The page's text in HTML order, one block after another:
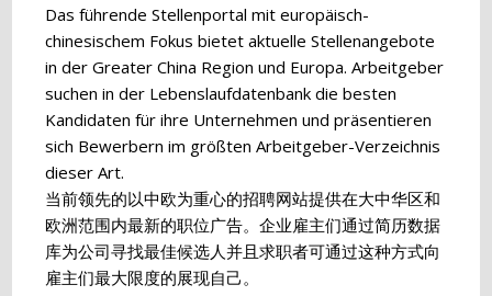
Das führende Stellenportal mit europäisch-
chinesischem Fokus bietet aktuelle Stellenangebote
in der Greater China Region und Europa. Arbeitgeber
suchen in der Lebenslaufdatenbank die besten
Kandidaten für ihre Unternehmen und präsentieren
sich Bewerbern im größten Arbeitgeber-Verzeichnis
dieser Art.
当前领先的以中欧为重心的招聘网站提供在大中华区和
欧洲范围内最新的职位广告。企业雇主们通过简历数据
库为公司寻找最佳候选人并且求职者可通过这种方式向
雇主们最大限度的展现自己。